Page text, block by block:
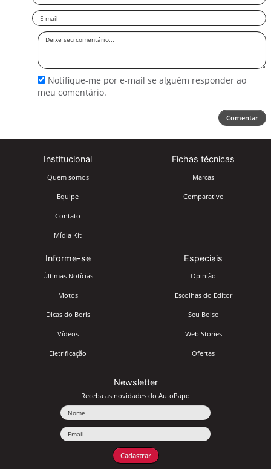
Email
Deixe
Notifique-me por e-mail se alguém responder ao
meu comentário.
Comentar
Institucional
Quem somos
Equipe
Contato
Mídia Kit
Fichas técnicas
Marcas
Comparativo
Informe-se
Últimas Notícias
Motos
Dicas do Boris
Vídeos
Eletrificação
Especiais
Opinião
Escolhas do Editor
Seu Bolso
Web Stories
Ofertas
Newsletter
Receba as novidades do AutoPapo
Cadastrar